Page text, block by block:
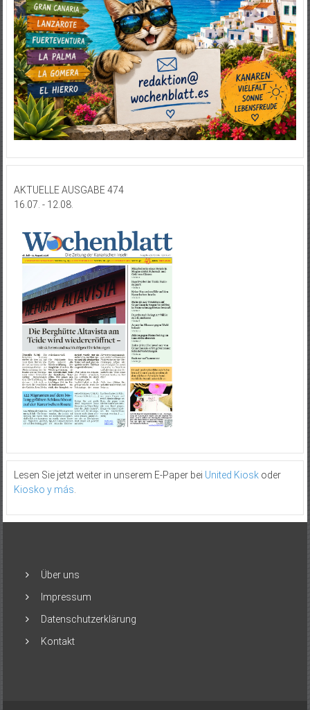
AKTUELLE AUSGABE 474
16.07. - 12.08.
Lesen Sie jetzt weiter in unserem E-Paper bei United Kioskoder
Kiosko y más.
Über uns
Impressum
Datenschutzerklärung
Kontakt